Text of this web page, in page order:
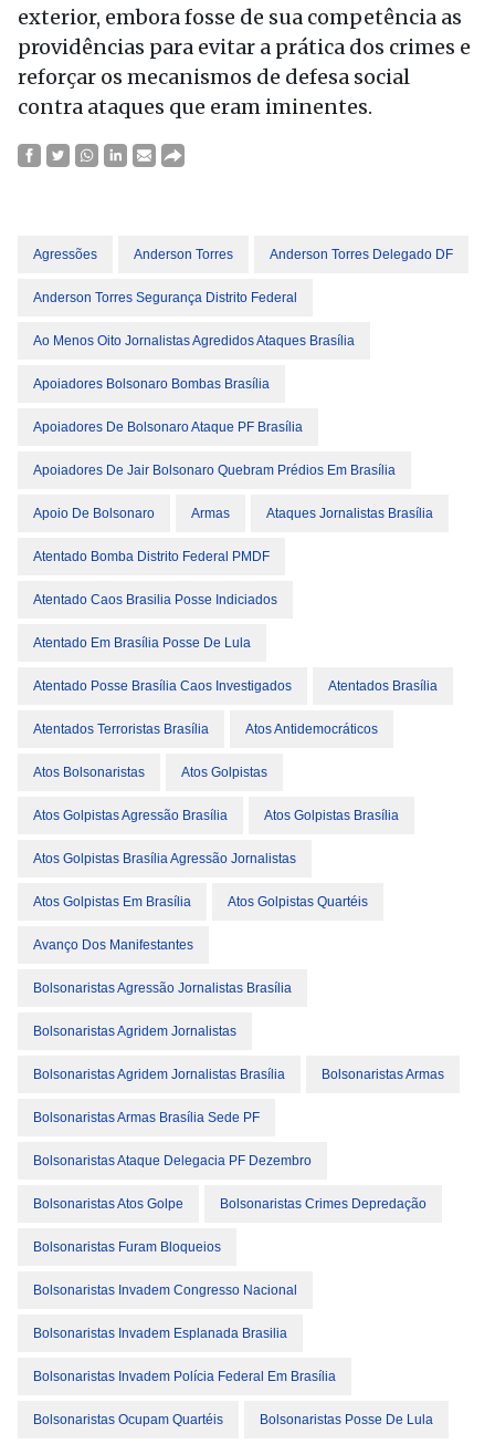
exterior, embora fosse de sua competência as
providências para evitar a prática dos crimes e
reforçar os mecanismos de defesa social
contra ataques que eram iminentes.
Agressões Anderson Torres Anderson Torres Delegado DF
Anderson Torres Segurança Distrito Federal
Ao Menos Oito Jornalistas Agredidos Ataques Brasília
Apoiadores Bolsonaro Bombas Brasília
Apoiadores De Bolsonaro Ataque PF Brasília
Apoiadores De Jair Bolsonaro Quebram Prédios Em Brasília
Apoio De Bolsonaro Armas Ataques Jornalistas Brasília
Atentado Bomba Distrito Federal PMDF
Atentado Caos Brasilia Posse Indiciados
Atentado Em Brasília Posse De Lula
Atentado Posse Brasília Caos Investigados Atentados Brasília
Atentados Terroristas Brasília Atos Antidemocráticos
Atos Bolsonaristas Atos Golpistas
Atos Golpistas Agressão Brasília Atos Golpistas Brasília
Atos Golpistas Brasília Agressão Jornalistas
Atos Golpistas Em Brasília Atos Golpistas Quartéis
Avanço Dos Manifestantes
Bolsonaristas Agressão Jornalistas Brasília
Bolsonaristas Agridem Jornalistas
Bolsonaristas Agridem Jornalistas Brasília Bolsonaristas Armas
Bolsonaristas Armas Brasília Sede PF
Bolsonaristas Ataque Delegacia PF Dezembro
Bolsonaristas Atos Golpe Bolsonaristas Crimes Depredação
Bolsonaristas Furam Bloqueios
Bolsonaristas Invadem Congresso Nacional
Bolsonaristas Invadem Esplanada Brasilia
Bolsonaristas Invadem Polícia Federal Em Brasília
Bolsonaristas Ocupam Quartéis Bolsonaristas Posse De Lula